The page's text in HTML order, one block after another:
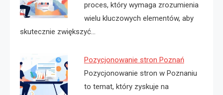
proces, który wymaga zrozumienia
wielu kluczowych elementów, aby
skutecznie zwiększyć…
Pozycjonowanie stron Poznań
Pozycjonowanie stron w Poznaniu
to temat, który zyskuje na